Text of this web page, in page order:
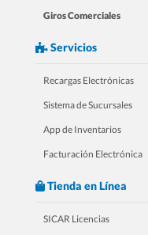
tu FARMACIA
Giros Comerciales
Servicios
Recargas Electrónicas
Sistema de Sucursales
App de Inventarios
Facturación Electrónica
Tienda en Línea
SICAR Licencias